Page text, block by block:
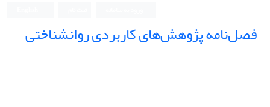
فصل‌نامه پژوهش‌های کاربردی روانشناختی